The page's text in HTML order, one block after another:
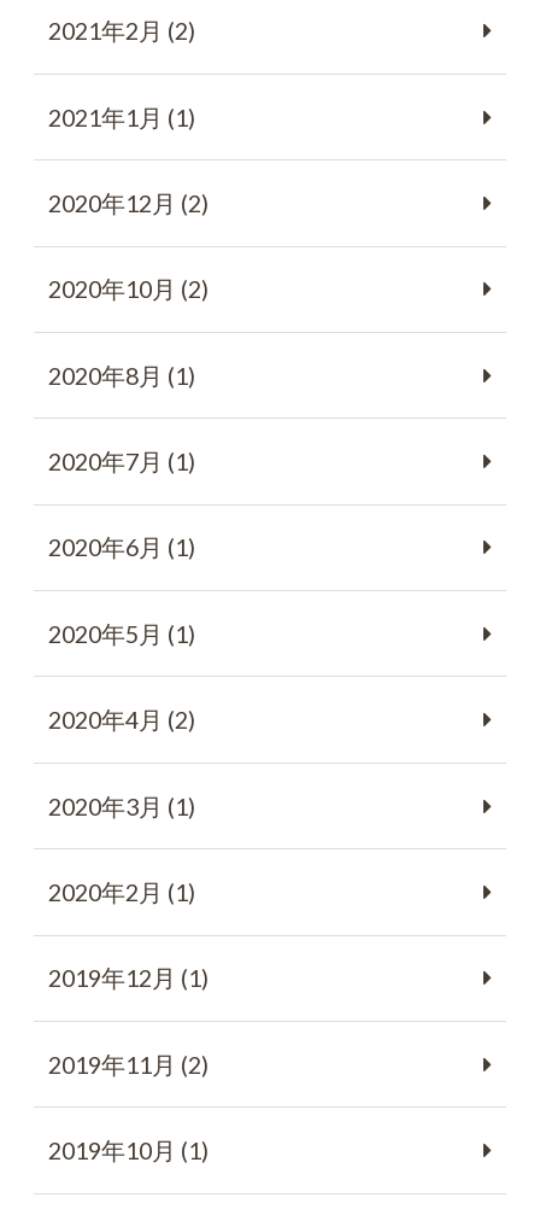
2021年2月 (2)
2021年1月 (1)
2020年12月 (2)
2020年10月 (2)
2020年8月 (1)
2020年7月 (1)
2020年6月 (1)
2020年5月 (1)
2020年4月 (2)
2020年3月 (1)
2020年2月 (1)
2019年12月 (1)
2019年11月 (2)
2019年10月 (1)